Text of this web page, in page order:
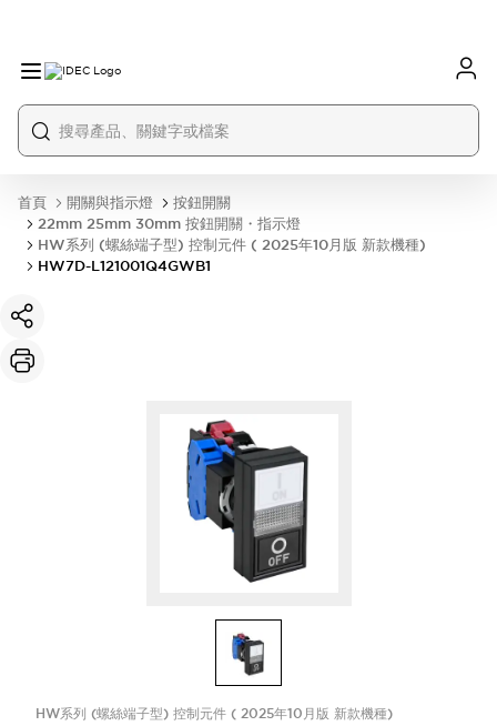
首頁 開關與指示燈
按鈕開關
22mm 25mm 30mm 按鈕開關・指示燈
HW系列 (螺絲端子型) 控制元件 ( 2025年10月版 新款機種)
HW7D-L121001Q4GWB1
HW系列 (螺絲端子型) 控制元件 ( 2025年10月版 新款機種)